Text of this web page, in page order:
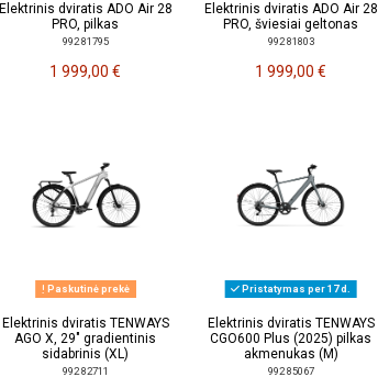
Elektrinis dviratis ADO Air 28
PRO, pilkas
992 81795
1 999,00 €
Elektrinis dviratis ADO Air 28
PRO, šviesiai geltonas
992 81803
1 999,00 €
Paskutinė prekė
Elektrinis dviratis TENWAYS
AGO X, 29" gradientinis
sidabrinis (XL)
992 82711
Pristatymas per 17 d.
Elektrinis dviratis TENWAYS
CGO600 Plus (2025) pilkas
akmenukas (M)
992 85067